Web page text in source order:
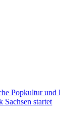
Popkultur
startet